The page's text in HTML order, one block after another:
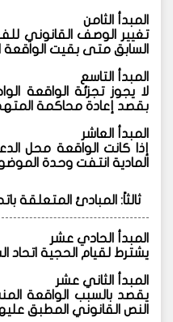
المبدأ الثامن
تغيير الوصف القانوني
السابق متى بقيت الواقعة
المبدأ التاسع
لا يجوز تجزئة الواقعة
بقصد إعادة محاكمة
المبدأ العاشر
إذا كانت الواقعة محل
المادية انتفت وحدة
ثالثاً: المبادئ المتعلقة
المبدأ الحادي عشر
يشترط لقيام الحجية اتحاد
المبدأ الثاني عشر
يقصد بالسبب الواقعة
النص القانوني المطبق